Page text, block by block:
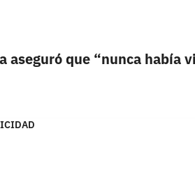
aseguró que “nunca había